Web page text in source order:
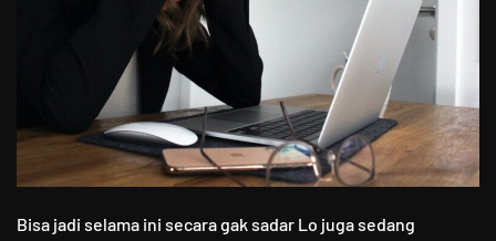
Bisa jadi selama ini secara gak sadar Lo juga sedang